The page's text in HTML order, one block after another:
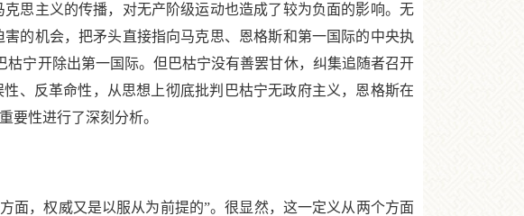
思主义的传播，对无产阶级运动也造成了较为负面的影响。无
的机会，把矛头直接指向马克思、恩格斯和第一国际的中央执
宁开除出第一国际。但巴枯宁没有善罢甘休，纠集追随者召开
、反革命性，从思想上彻底批判巴枯宁无政府主义，恩格斯在
要性进行了深刻分析。
，权威又是以服从为前提的”。很显然，这一定义从两个方面